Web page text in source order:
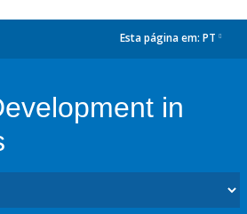
Esta página em: PT
in